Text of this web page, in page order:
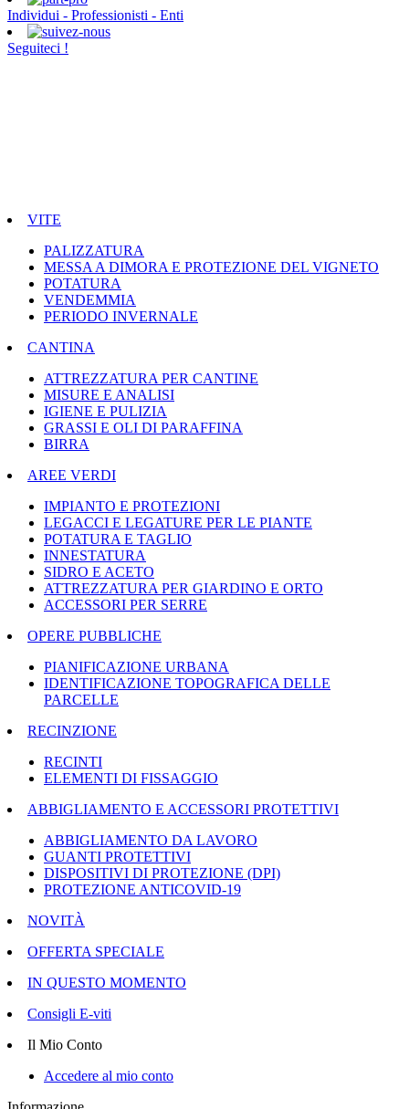
Individui - Professionisti - Enti
Seguiteci !
VITE
PALIZZATURA
MESSA A DIMORA E PROTEZIONE DEL VIGNETO
POTATURA
VENDEMMIA
PERIODO INVERNALE
CANTINA
ATTREZZATURA PER CANTINE
MISURE E ANALISI
IGIENE E PULIZIA
GRASSI E OLI DI PARAFFINA
BIRRA
AREE VERDI
IMPIANTO E PROTEZIONI
LEGACCI E LEGATURE PER LE PIANTE
POTATURA E TAGLIO
INNESTATURA
SIDRO E ACETO
ATTREZZATURA PER GIARDINO E ORTO
ACCESSORI PER SERRE
OPERE PUBBLICHE
PIANIFICAZIONE URBANA
IDENTIFICAZIONE TOPOGRAFICA DELLE
PARCELLE
RECINZIONE
RECINTI
ELEMENTI DI FISSAGGIO
ABBIGLIAMENTO E ACCESSORI PROTETTIVI
ABBIGLIAMENTO DA LAVORO
GUANTI PROTETTIVI
DISPOSITIVI DI PROTEZIONE (DPI)
PROTEZIONE ANTICOVID-19
NOVITÀ
OFFERTA SPECIALE
IN QUESTO MOMENTO
Consigli E-viti
Il Mio Conto
Accedere al mio conto